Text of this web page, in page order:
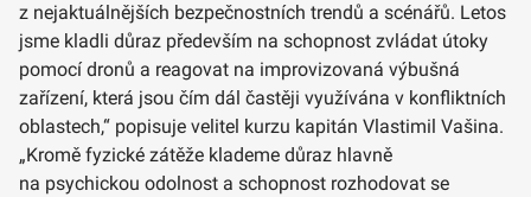
z nejaktuálnějších bezpečnostních trendů a scénářů. Letos
jsme kladli důraz především na schopnost zvládat útoky
pomocí dronů a reagovat na improvizovaná výbušná
zařízení, která jsou čím dál častěji využívána v konfliktních
oblastech,“ popisuje velitel kurzu kapitán Vlastimil Vašina.
„Kromě fyzické zátěže klademe důraz hlavně
na psychickou odolnost a schopnost rozhodovat se